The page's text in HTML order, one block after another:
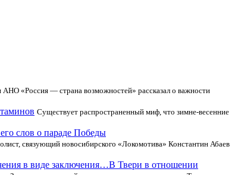
«Россия — страна возможностей» рассказал о важности
Существует распространенный миф, что зимне-весенние
слов о параде Победы
связующий новосибирского «Локомотива» Константин Абаев
В Твери в отношении